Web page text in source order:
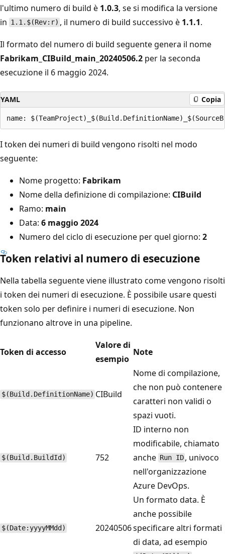
l'ultimo numero di build è 1.0.3, se si modifica la versione
in 1.1.$(Rev:r) , il numero di build successivo è 1.1.1.
Il formato del numero di build seguente genera il nome
Fabrikam_CIBuild_main_20240506.2 per la seconda
esecuzione il 6 maggio 2024.
YAML Copia
I token dei numeri di build vengono risolti nel modo
seguente:
Nome progetto: Fabrikam
Nome della definizione di compilazione: CIBuild
Ramo: main
Data: 6 maggio 2024
Numero del ciclo di esecuzione per quel giorno: 2
Token relativi al numero di esecuzione
Nella tabella seguente viene illustrato come vengono risolti
i token dei numeri di esecuzione. È possibile usare questi
token solo per definire i numeri di esecuzione. Non
funzionano altrove in una pipeline.
Token di accesso
Valore di
esempio
Note
$(Build.DefinitionName) CIBuild
Nome di compilazione,
che non può contenere
caratteri non validi o
spazi vuoti.
$(Build.BuildId) 752
ID interno non
modificabile, chiamato
anche Run ID , univoco
nell'organizzazione
Azure DevOps.
$(Date:yyyyMMdd) 20240506
Un formato data. È
anche possibile
specificare altri formati
di data, ad esempio